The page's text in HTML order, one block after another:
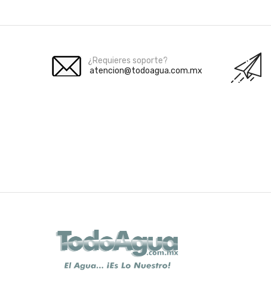
¿Requieres soporte?
atencion@todoagua.com.mx